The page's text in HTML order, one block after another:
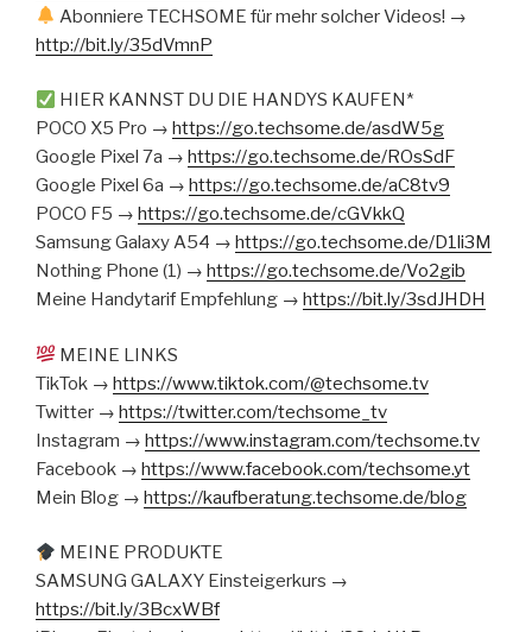
Abonniere TECHSOME für mehr solcher Videos! →
http://bit.ly/35dVmnP
HIER KANNST DU DIE HANDYS KAUFEN*
POCO X5 Pro → https://go.techsome.de/asdW5g
Google Pixel 7a → https://go.techsome.de/ROsSdF
Google Pixel 6a → https://go.techsome.de/aC8tv9
POCO F5 → https://go.techsome.de/cGVkkQ
Samsung Galaxy A54 → https://go.techsome.de/D1li3M
Nothing Phone (1) → https://go.techsome.de/Vo2gib
Meine Handytarif Empfehlung → https://bit.ly/3sdJHDH
MEINE LINKS
TikTok → https://www.tiktok.com/@techsome.tv
Twitter → https://twitter.com/techsome_tv
Instagram → https://www.instagram.com/techsome.tv
Facebook → https://www.facebook.com/techsome.yt
Mein Blog → https://kaufberatung.techsome.de/blog
MEINE PRODUKTE
SAMSUNG GALAXY Einsteigerkurs →
https://bit.ly/3BcxWBf